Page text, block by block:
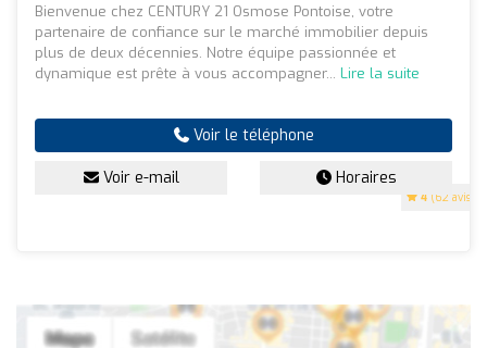
4 (62 avis)
Bienvenue chez CENTURY 21 Osmose Pontoise, votre
partenaire de confiance sur le marché immobilier depuis
plus de deux décennies. Notre équipe passionnée et
dynamique est prête à vous accompagner... Lire la suite
Voir le téléphone
Voir e-mail Horaires